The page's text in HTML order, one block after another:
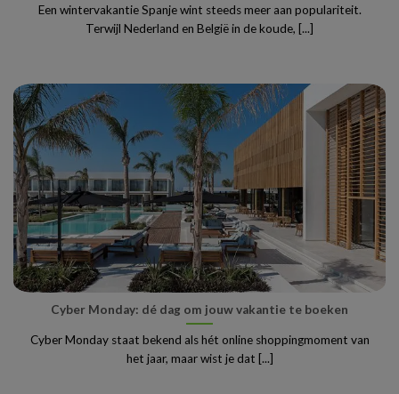
Een wintervakantie Spanje wint steeds meer aan populariteit.
Terwijl Nederland en België in de koude, [...]
Cyber Monday: dé dag om jouw vakantie te boeken
Cyber Monday staat bekend als hét online shoppingmoment van
het jaar, maar wist je dat [...]